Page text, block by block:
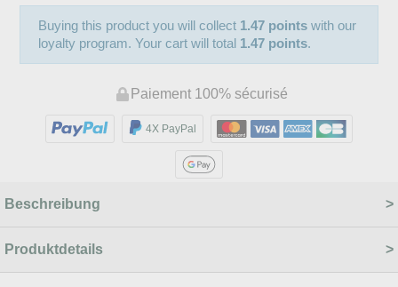
Buying this product you will collect 1.47 points with our
loyalty program. Your cart will total 1.47 points.
Paiement 100% sécurisé
4X PayPal
Beschreibung
Produktdetails